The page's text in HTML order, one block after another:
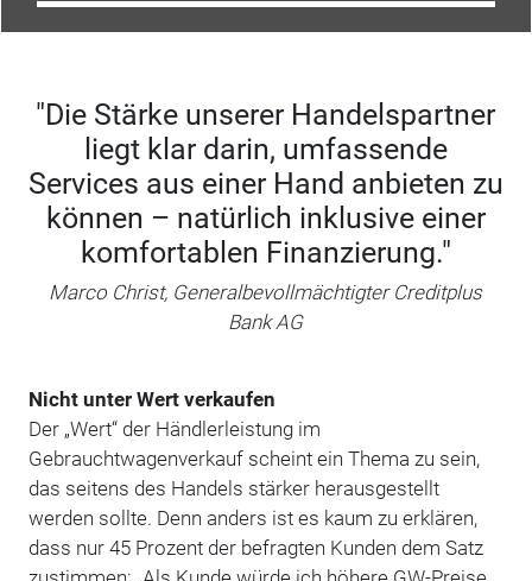
"Die Stärke unserer Handelspartner
liegt klar darin, umfassende
Services aus einer Hand anbieten zu
können – natürlich inklusive einer
komfortablen Finanzierung."
Marco Christ, Generalbevollmächtigter Creditplus
Bank AG
Nicht unter Wert verkaufen
Der „Wert“ der Händlerleistung im
Gebrauchtwagenverkauf scheint ein Thema zu sein,
das seitens des Handels stärker herausgestellt
werden sollte. Denn anders ist es kaum zu erklären,
dass nur 45 Prozent der befragten Kunden dem Satz